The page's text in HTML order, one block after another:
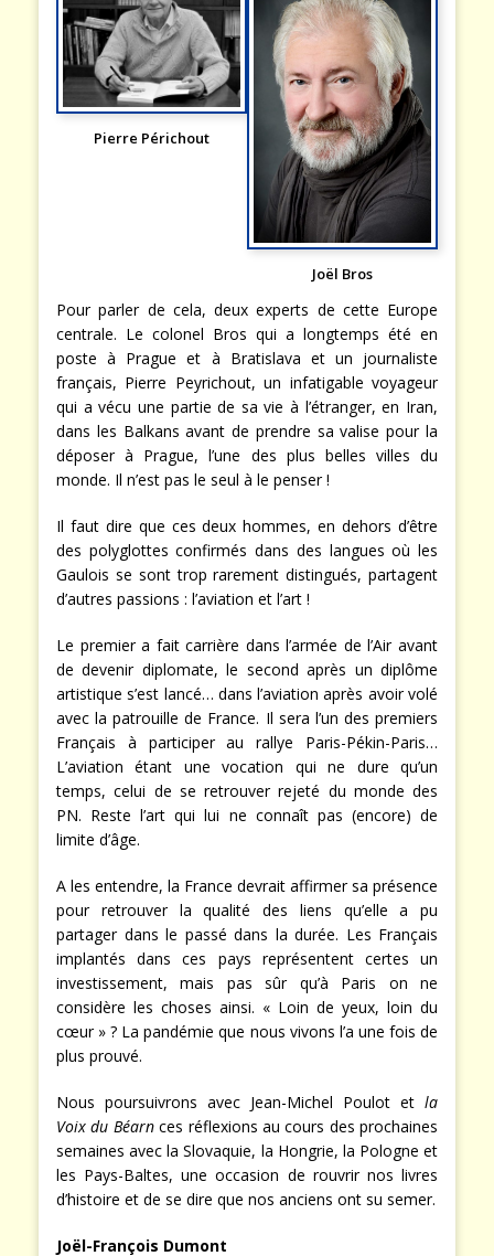
Pierre Périchout
Joël Bros
Pour parler de cela, deux experts de cette Europe
centrale. Le colonel Bros qui a longtemps été en
poste à Prague et à Bratislava et un journaliste
français, Pierre Peyrichout, un infatigable voyageur
qui a vécu une partie de sa vie à l’étranger, en Iran,
dans les Balkans avant de prendre sa valise pour la
déposer à Prague, l’une des plus belles villes du
monde. Il n’est pas le seul à le penser !
Il faut dire que ces deux hommes, en dehors d’être
des polyglottes confirmés dans des langues où les
Gaulois se sont trop rarement distingués, partagent
d’autres passions : l’aviation et l’art !
Le premier a fait carrière dans l’armée de l’Air avant
de devenir diplomate, le second après un diplôme
artistique s’est lancé… dans l’aviation après avoir volé
avec la patrouille de France. Il sera l’un des premiers
Français à participer au rallye Paris-Pékin-Paris…
L’aviation étant une vocation qui ne dure qu’un
temps, celui de se retrouver rejeté du monde des
PN. Reste l’art qui lui ne connaît pas (encore) de
limite d’âge.
A les entendre, la France devrait affirmer sa présence
pour retrouver la qualité des liens qu’elle a pu
partager dans le passé dans la durée. Les Français
implantés dans ces pays représentent certes un
investissement, mais pas sûr qu’à Paris on ne
considère les choses ainsi. « Loin de yeux, loin du
cœur » ? La pandémie que nous vivons l’a une fois de
plus prouvé.
Nous poursuivrons avec Jean-Michel Poulot et la
Voix du Béarnces réflexions au cours des prochaines
semaines avec la Slovaquie, la Hongrie, la Pologne et
les Pays-Baltes, une occasion de rouvrir nos livres
d’histoire et de se dire que nos anciens ont su semer.
Joël-François Dumont